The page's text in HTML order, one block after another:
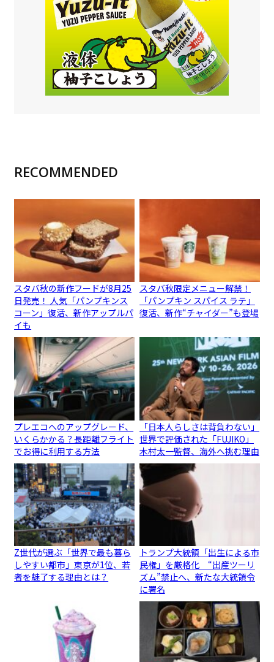
RECOMMENDED
スタバ秋の新作フードが8月25
日発売！ 人気「パンプキンス
コーン」復活、新作アップルパ
イも
スタバ秋限定メニュー解禁！
「パンプキン スパイス ラテ」
復活、新作“チャイダー”も登場
プレエコへのアップグレード、
いくらかかる？長距離フライト
でお得に利用する方法
「日本人らしさは背負わない」
世界で評価された「FUJIKO」
木村太一監督、海外へ挑む理由
Z世代が選ぶ「世界で最も暮ら
しやすい都市」東京が1位、若
者を魅了する理由とは？
トランプ大統領「出生による市
民権」を厳格化 “出産ツーリ
ズム”禁止へ、新たな大統領令
に署名